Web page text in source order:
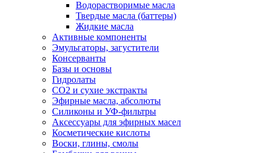
Водорастворимые масла
Твердые масла (баттеры)
Жидкие масла
Активные компоненты
Эмульгаторы, загустители
Консерванты
Базы и основы
Гидролаты
СО2 и сухие экстракты
Эфирные масла, абсолюты
Силиконы и УФ-фильтры
Аксессуары для эфирных масел
Косметические кислоты
Воски, глины, смолы